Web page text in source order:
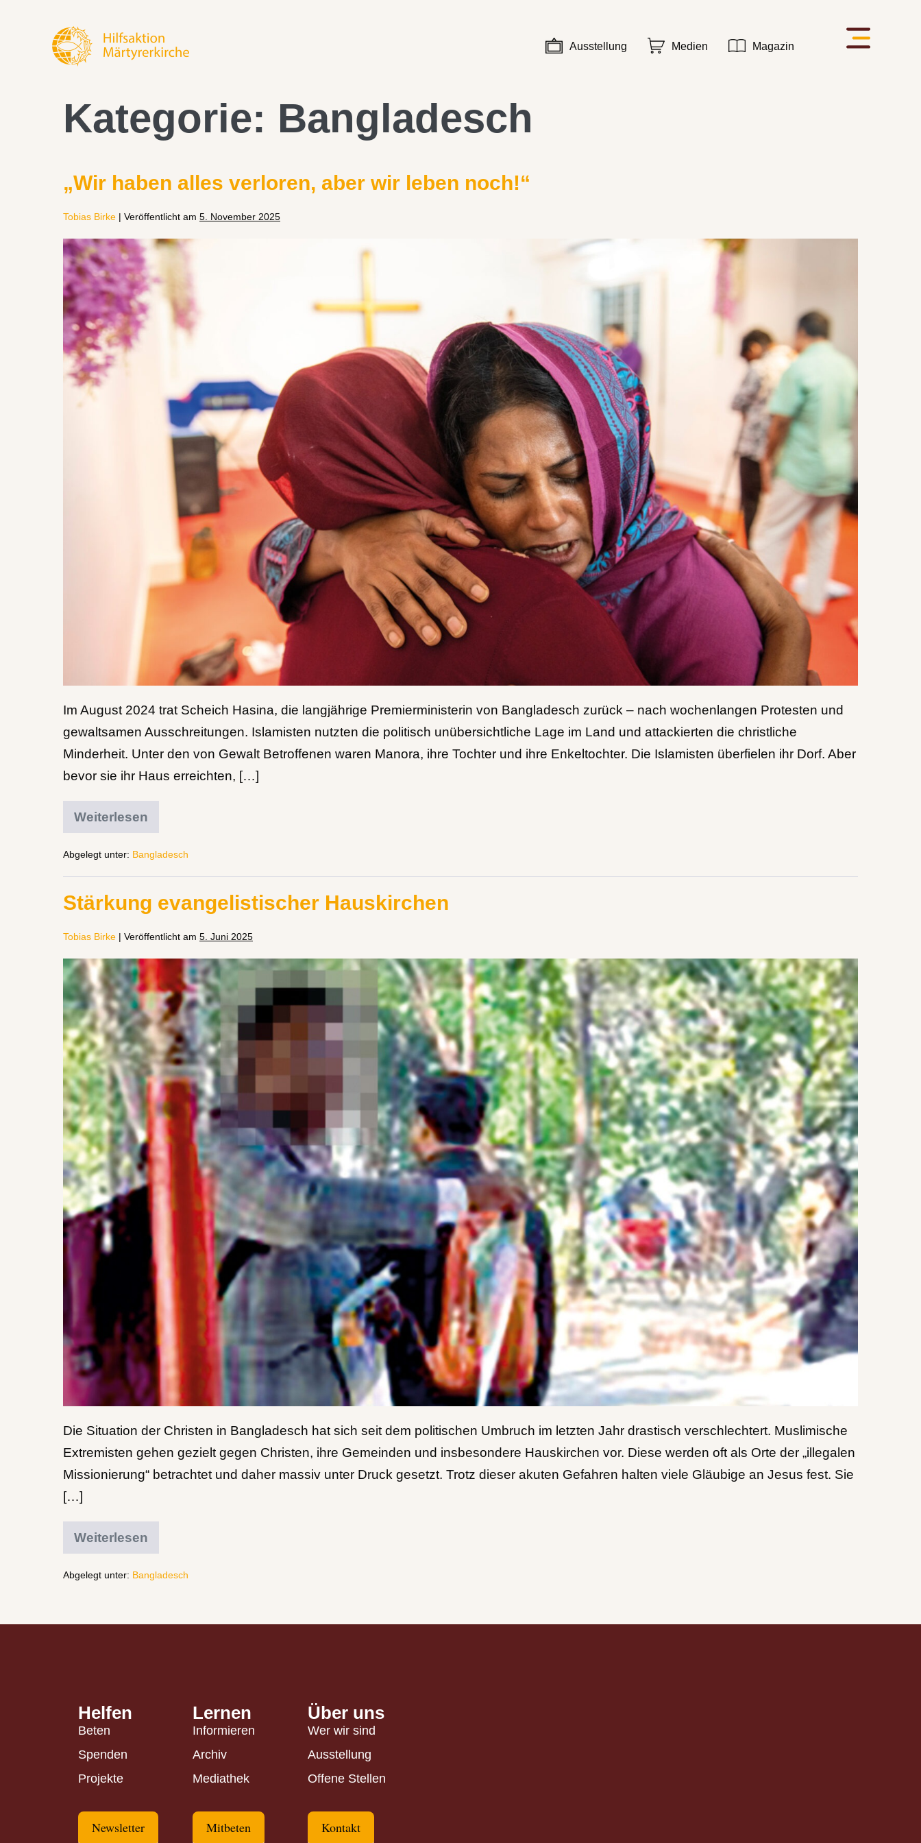
Ausstellung Medien Magazin
Kategorie: Bangladesch
„Wir haben alles verloren, aber wir leben noch!“
Tobias Birke | Veröffentlicht am 5. November 2025
Im August 2024 trat Scheich Hasina, die langjährige Premierministerin von Bangladesch zurück – nach wochenlangen Protesten und
gewaltsamen Ausschreitungen. Islamisten nutzten die politisch unübersichtliche Lage im Land und attackierten die christliche
Minderheit. Unter den von Gewalt Betroffenen waren Manora, ihre Tochter und ihre Enkeltochter. Die Islamisten überfielen ihr Dorf. Aber
bevor sie ihr Haus erreichten, […]
Weiterlesen
Abgelegt unter: Bangladesch
Stärkung evangelistischer Hauskirchen
Tobias Birke | Veröffentlicht am 5. Juni 2025
Die Situation der Christen in Bangladesch hat sich seit dem politischen Umbruch im letzten Jahr drastisch verschlechtert. Muslimische
Extremisten gehen gezielt gegen Christen, ihre Gemeinden und insbesondere Hauskirchen vor. Diese werden oft als Orte der „illegalen
Missionierung“ betrachtet und daher massiv unter Druck gesetzt. Trotz dieser akuten Gefahren halten viele Gläubige an Jesus fest. Sie
[…]
Weiterlesen
Abgelegt unter: Bangladesch
Helfen
Beten
Spenden
Projekte
Newsletter
Lernen
Informieren
Archiv
Mediathek
Mitbeten
Über uns
Wer wir sind
Ausstellung
Offene Stellen
Kontakt